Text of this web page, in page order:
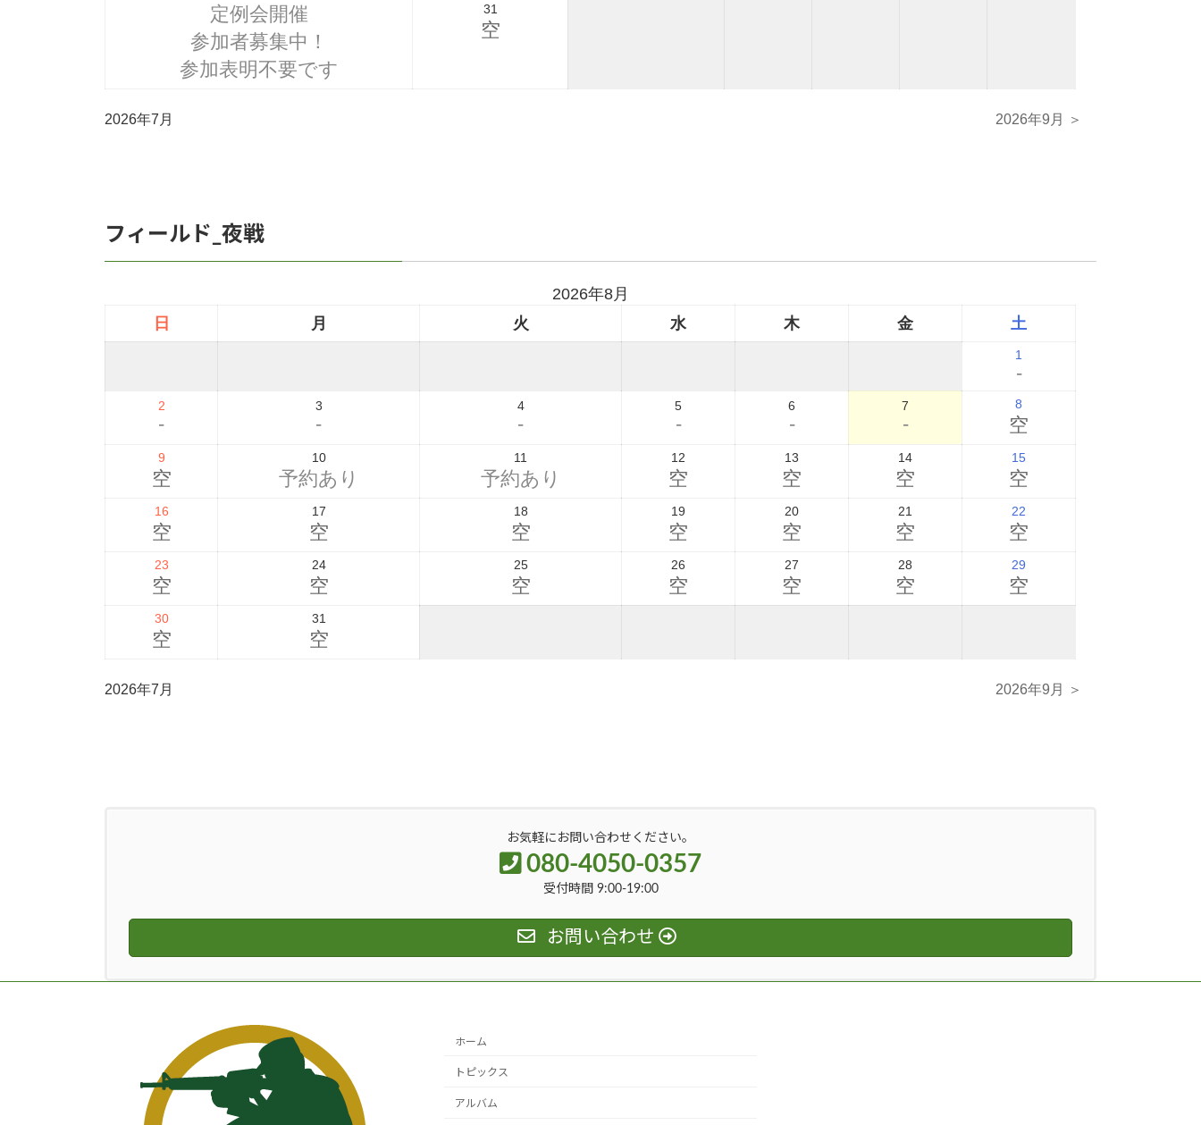
定例会開催
参加者募集中！
参加表明不要です
31
空
2026年7月 2026年9月 ＞
フィールド_夜戦
2026年8月
日
月 火 水 木 金 土
1
-
2
-
3
-
4
-
5
-
6
-
7
-
8
空
9
空
10
予約あり
11
予約あり
12
空
13
空
14
空
15
空
16
空
17
空
18
空
19
空
20
空
21
空
22
空
23
空
24
空
25
空
26
空
27
空
28
空
29
空
30
空
31
空
2026年7月 2026年9月 ＞
お気軽にお問い合わせください。
080-4050-0357
受付時間 9:00-19:00
お問い合わせ
ホーム
トピックス
アルバム